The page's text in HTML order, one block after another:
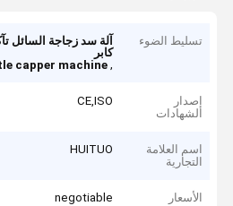
تسليط الضوء
آلة سد زجاجة السائل
كابر
,
capper machine
إصدار
الشهادات
CE,ISO
اسم العلامة
التجارية
HUITUO
الأسعار negotiable